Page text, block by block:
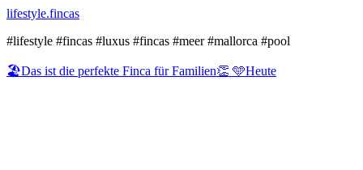
lifestyle.fincas
#lifestyle #fincas #luxus #fincas #meer #mallorca #pool
🏖️Das ist die perfekte Finca für Familien👏 🩵Heute